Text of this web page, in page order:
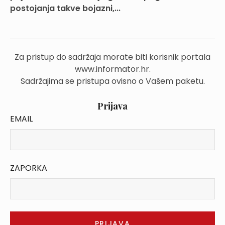
postojanja takve bojazni,...
Za pristup do sadržaja morate biti korisnik portala
www.informator.hr.
Sadržajima se pristupa ovisno o Vašem paketu.
Prijava
EMAIL
ZAPORKA